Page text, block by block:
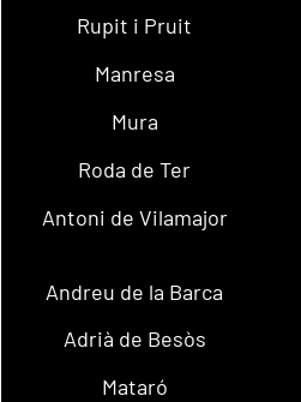
Rupit i Pruit
Manresa
Mura
Roda de Ter
Antoni de Vilamajor
Andreu de la Barca
Adrià de Besòs
Mataró